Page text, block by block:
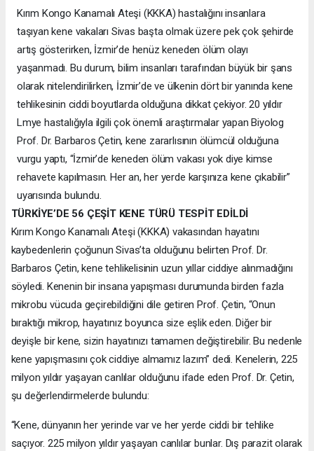
Kırım Kongo Kanamalı Ateşi (KKKA) hastalığını insanlara
taşıyan kene vakaları Sivas başta olmak üzere pek çok şehirde
artış gösterirken, İzmir’de henüz keneden ölüm olayı
yaşanmadı. Bu durum, bilim insanları tarafından büyük bir şans
olarak nitelendirilirken, İzmir’de ve ülkenin dört bir yanında kene
tehlikesinin ciddi boyutlarda olduğuna dikkat çekiyor. 20 yıldır
Lmye hastalığıyla ilgili çok önemli araştırmalar yapan Biyolog
Prof. Dr. Barbaros Çetin, kene zararlısının ölümcül olduğuna
vurgu yaptı, “İzmir’de keneden ölüm vakası yok diye kimse
rehavete kapılmasın. Her an, her yerde karşınıza kene çıkabilir”
uyarısında bulundu.
TÜRKİYE’DE 56 ÇEŞİT KENE TÜRÜ TESPİT EDİLDİ
Kırım Kongo Kanamalı Ateşi (KKKA) vakasından hayatını
kaybedenlerin çoğunun Sivas’ta olduğunu belirten Prof. Dr.
Barbaros Çetin, kene tehlikelisinin uzun yıllar ciddiye alınmadığını
söyledi. Kenenin bir insana yapışması durumunda birden fazla
mikrobu vücuda geçirebildiğini dile getiren Prof. Çetin, “Onun
bıraktığı mikrop, hayatınız boyunca size eşlik eden. Diğer bir
deyişle bir kene, sizin hayatınızı tamamen değiştirebilir. Bu nedenle
kene yapışmasını çok ciddiye almamız lazım” dedi. Kenelerin, 225
milyon yıldır yaşayan canlılar olduğunu ifade eden Prof. Dr. Çetin,
şu değerlendirmelerde bulundu:
“Kene, dünyanın her yerinde var ve her yerde ciddi bir tehlike
saçıyor. 225 milyon yıldır yaşayan canlılar bunlar. Dış parazit olarak